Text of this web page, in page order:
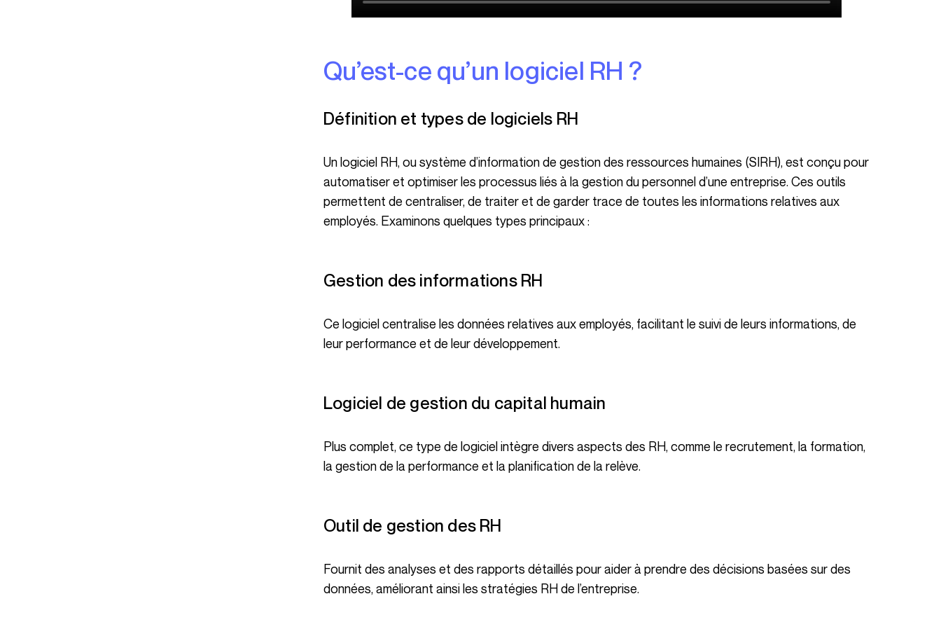
Qu’est-ce qu’un logiciel RH ?
Définition et types de logiciels RH
Un logiciel RH, ou système d’information de gestion des ressources humaines (SIRH), est conçu pour
automatiser et optimiser les processus liés à la gestion du personnel d’une entreprise. Ces outils
permettent de centraliser, de traiter et de garder trace de toutes les informations relatives aux
employés. Examinons quelques types principaux :
Gestion des informations RH
Ce logiciel centralise les données relatives aux employés, facilitant le suivi de leurs informations, de
leur performance et de leur développement.
Logiciel de gestion du capital humain
Plus complet, ce type de logiciel intègre divers aspects des RH, comme le recrutement, la formation,
la gestion de la performance et la planification de la relève.
Outil de gestion des RH
Fournit des analyses et des rapports détaillés pour aider à prendre des décisions basées sur des
données, améliorant ainsi les stratégies RH de l’entreprise.